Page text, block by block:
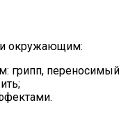
и окружающим:
грипп,